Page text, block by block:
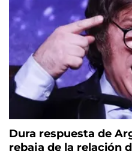
Dura respuesta de
rebaja de la relación